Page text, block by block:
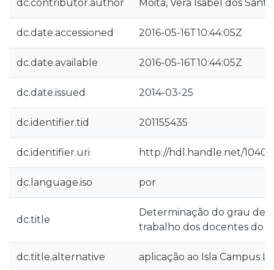
dc.contributor.author Moita, Vera Isabel dos
dc.date.accessioned 2016-05-16T10:44:05Z
dc.date.available 2016-05-16T10:44:05Z
dc.date.issued 2014-03-25
dc.identifier.tid 201155435
dc.identifier.uri http://hdl.handle.net/
dc.language.iso por
dc.title
Determinação do grau de
trabalho dos docentes do
dc.title.alternative aplicação ao Isla Campus